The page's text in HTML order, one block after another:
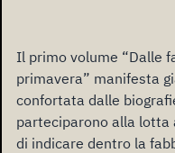
Il primo volume “Dalle
primavera” manifesta
confortata dalle
parteciparono alla
di indicare dentro la